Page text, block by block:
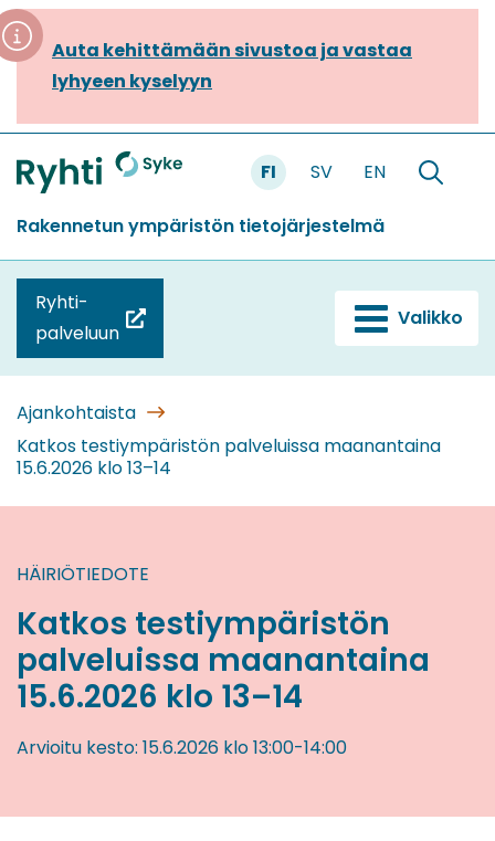
Siirry
sisältöönAuta kehittämään sivustoa ja vastaa
lyhyeen kyselyyn
Etusivu
FI SV EN
Hae
Rakennetun ympäristön tietojärjestelmä
Ryhti-
palveluun
(siirryt
toiseen
Valikko
Ajankohtaista
Katkos testiympäristön palveluissa maanantaina
15.6.2026 klo 13–14
HÄIRIÖTIEDOTE
Katkos testiympäristön
palveluissa maanantaina
15.6.2026 klo 13–14
Arvioitu kesto: 15.6.2026 klo 13:00-14:00